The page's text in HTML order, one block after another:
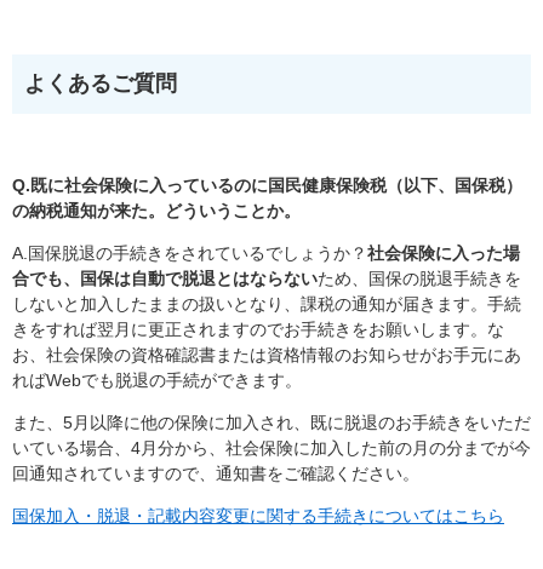
よくあるご質問
Q.既に社会保険に入っているのに国民健康保険税（以下、国保税）
の納税通知が来た。どういうことか。
A.国保脱退の手続きをされているでしょうか？社会保険に入った場
合でも、国保は自動で脱退とはならないため、国保の脱退手続きを
しないと加入したままの扱いとなり、課税の通知が届きます。手続
きをすれば翌月に更正されますのでお手続きをお願いします。な
お、社会保険の資格確認書または資格情報のお知らせがお手元にあ
ればWebでも脱退の手続ができます。
また、5月以降に他の保険に加入され、既に脱退のお手続きをいただ
いている場合、4月分から、社会保険に加入した前の月の分までが今
回通知されていますので、通知書をご確認ください。
国保加入・脱退・記載内容変更に関する手続きについてはこちら